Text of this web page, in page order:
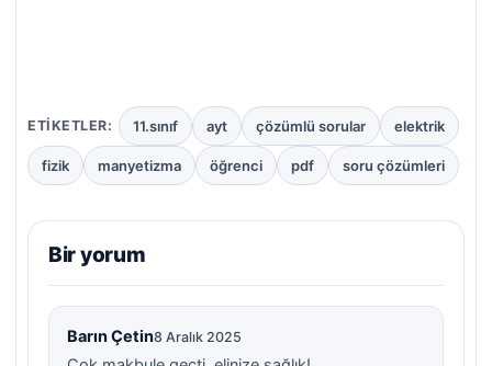
ETIKETLER: 11.sınıf ayt çözümlü sorular elektrik
fizik manyetizma öğrenci pdf soru çözümleri
Bir yorum
Barın Çetin8 Aralık 2025